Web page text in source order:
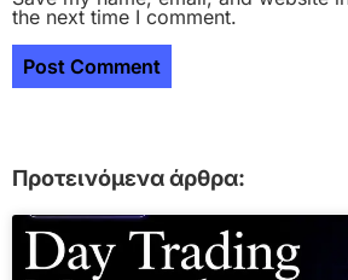
the next time I comment.
Προτεινόμενα άρθρα: